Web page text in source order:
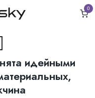
0
идейными